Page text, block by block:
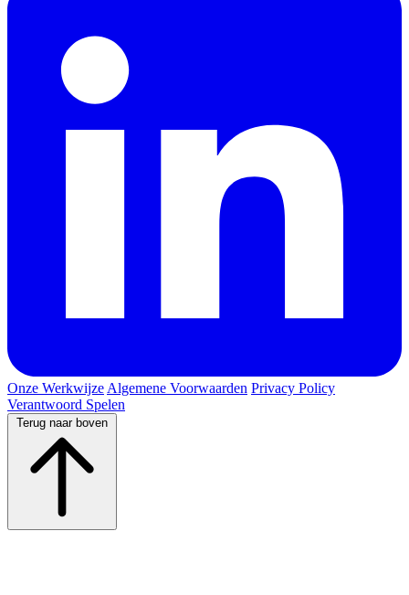
Onze Werkwijze Algemene Voorwaarden Privacy Policy
Verantwoord Spelen
Terug naar boven